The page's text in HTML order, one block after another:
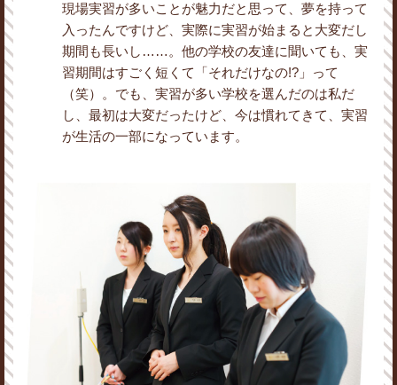
現場実習が多いことが魅力だと思って、夢を持って
入ったんですけど、実際に実習が始まると大変だし
期間も長いし……。他の学校の友達に聞いても、実
習期間はすごく短くて「それだけなの!?」って
（笑）。でも、実習が多い学校を選んだのは私だ
し、最初は大変だったけど、今は慣れてきて、実習
が生活の一部になっています。